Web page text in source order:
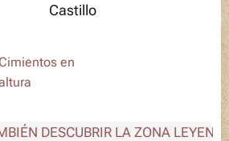
Castillo
Cimientos en
DESCUBRIR LA ZONA